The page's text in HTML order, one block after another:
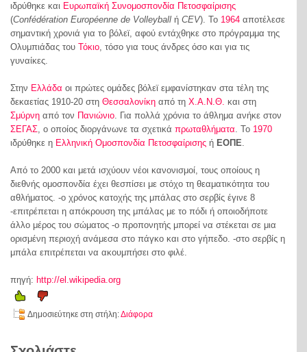
ιδρύθηκε και Ευρωπαϊκή Συνομοσπονδία Πετοσφαίρισης
(Confédération Européenne de Volleyball ή CEV). Το 1964 αποτέλεσε
σημαντική χρονιά για το βόλεϊ, αφού εντάχθηκε στο πρόγραμμα της
Ολυμπιάδας του Τόκιο, τόσο για τους άνδρες όσο και για τις
γυναίκες.
Στην Ελλάδα οι πρώτες ομάδες βόλεϊ εμφανίστηκαν στα τέλη της
δεκαετίας 1910-20 στη Θεσσαλονίκη από τη Χ.Α.Ν.Θ. και στη
Σμύρνη από τον Πανιώνιο. Για πολλά χρόνια το άθλημα ανήκε στον
ΣΕΓΑΣ, ο οποίος διοργάνωνε τα σχετικά πρωταθλήματα. Το 1970
ιδρύθηκε η Ελληνική Ομοσπονδία Πετοσφαίρισης ή ΕΟΠΕ.
Από το 2000 και μετά ισχύουν νέοι κανονισμοί, τους οποίους η
διεθνής ομοσπονδία έχει θεσπίσει με στόχο τη θεαματικότητα του
αθλήματος. -ο χρόνος κατοχής της μπάλας στο σερβίς έγινε 8
-επιτρέπεται η απόκρουση της μπάλας με το πόδι ή οποιοδήποτε
άλλο μέρος του σώματος -ο προπονητής μπορεί να στέκεται σε μια
ορισμένη περιοχή ανάμεσα στο πάγκο και στο γήπεδο. -στο σερβίς η
μπάλα επιτρέπεται να ακουμπήσει στο φιλέ.
πηγή: http://el.wikipedia.org
Δημοσιεύτηκε στη στήλη:Διάφορα